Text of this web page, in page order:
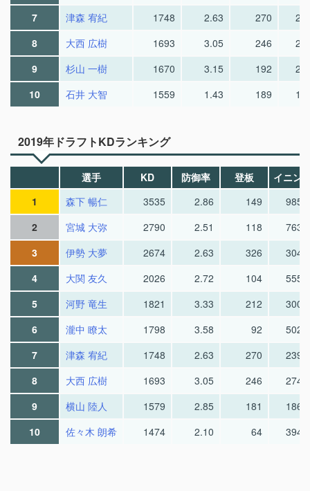
7
津森 宥紀 1748 2.63 270
8
大西 広樹 1693 3.05 246
9
杉山 一樹 1670 3.15 192
10
石井 大智 1559 1.43 189
2019年ドラフトKDランキング
選手 KD 防御率 登板
イニン
1
森下 暢仁 3535 2.86 149
985.0
2
宮城 大弥 2790 2.51 118
763.1
3
伊勢 大夢 2674 2.63 326
304.2
4
大関 友久 2026 2.72 104
555.1
5
河野 竜生 1821 3.33 212
300.1
6
瀧中 瞭太 1798 3.58 92
502.2
7
津森 宥紀 1748 2.63 270
239.1
8
大西 広樹 1693 3.05 246
274.1
9
横山 陸人 1579 2.85 181
186.1
10
佐々木 朗希 1474 2.10 64 394.2